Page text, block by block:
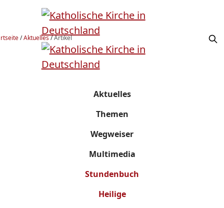
/Aktuelles/Artikel
Aktuelles
Themen
Wegweiser
Multimedia
Stundenbuch
Heilige